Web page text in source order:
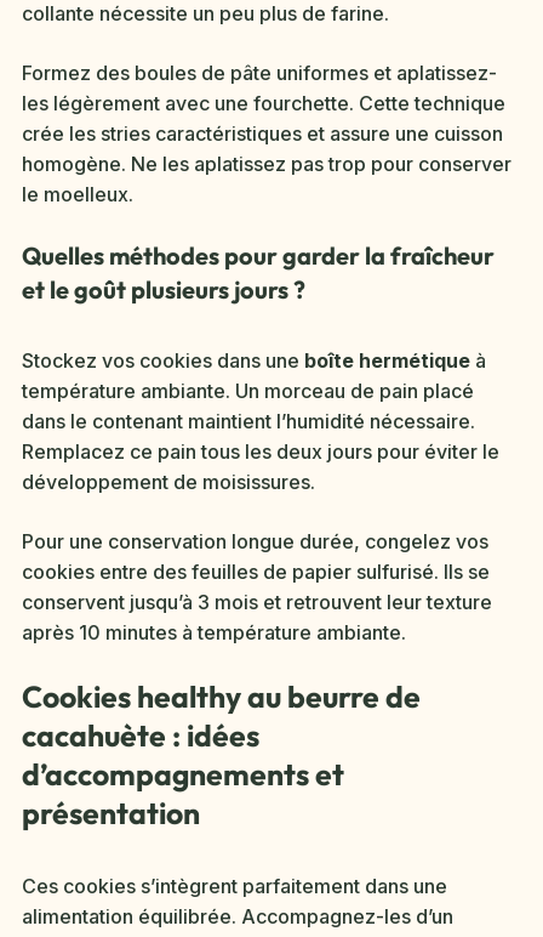
collante nécessite un peu plus de farine.
Formez des boules de pâte uniformes et aplatissez-
les légèrement avec une fourchette. Cette technique
crée les stries caractéristiques et assure une cuisson
homogène. Ne les aplatissez pas trop pour conserver
le moelleux.
Quelles méthodes pour garder la fraîcheur
et le goût plusieurs jours ?
Stockez vos cookies dans une boîte hermétique à
température ambiante. Un morceau de pain placé
dans le contenant maintient l’humidité nécessaire.
Remplacez ce pain tous les deux jours pour éviter le
développement de moisissures.
Pour une conservation longue durée, congelez vos
cookies entre des feuilles de papier sulfurisé. Ils se
conservent jusqu’à 3 mois et retrouvent leur texture
après 10 minutes à température ambiante.
Cookies healthy au beurre de
cacahuète : idées
d’accompagnements et
présentation
Ces cookies s’intègrent parfaitement dans une
alimentation équilibrée. Accompagnez-les d’un